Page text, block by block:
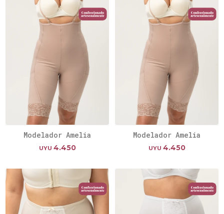
Modelador Amelia
UYU 4.450
Modelador Amelia
UYU 4.450